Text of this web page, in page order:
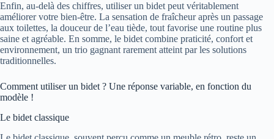
Enfin, au-delà des chiffres, utiliser un bidet peut véritablement
améliorer votre bien-être. La sensation de fraîcheur après un passage
aux toilettes, la douceur de l’eau tiède, tout favorise une routine plus
saine et agréable. En somme, le bidet combine praticité, confort et
environnement, un trio gagnant rarement atteint par les solutions
traditionnelles.
Comment utiliser un bidet ? Une réponse variable, en fonction du
modèle !
Le bidet classique